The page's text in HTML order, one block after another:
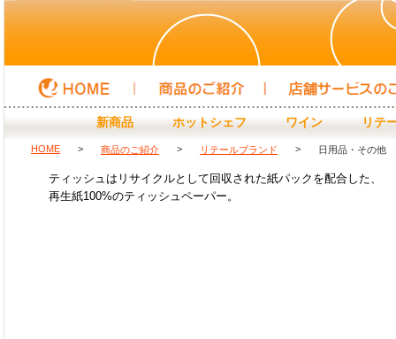
新商品 ホットシェフ ワイン リテ
HOME > 商品のご紹介 > リテールブランド > 日用品・その他
ティッシュはリサイクルとして回収された紙パックを配合した、
再生紙100%のティッシュペーパー。